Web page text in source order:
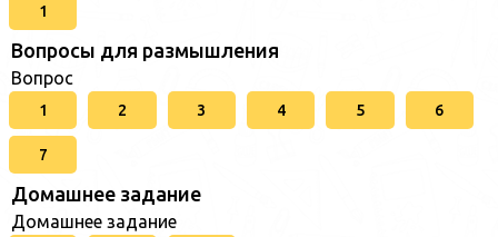
1
Вопросы для размышления
Вопрос
1 2 3 4 5 6
7
Домашнее задание
Домашнее задание